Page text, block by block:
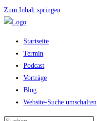
Zum Inhalt springen
Startseite
Termin
Podcast
Vorträge
Blog
Website-Suche umschalten